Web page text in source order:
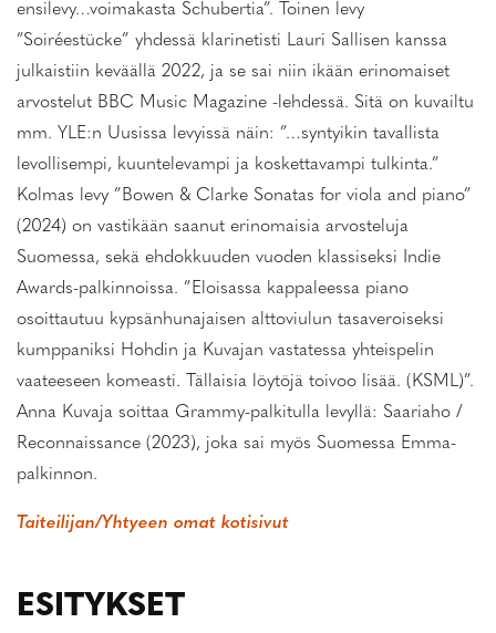
ensilevy…voimakasta Schubertia”. Toinen levy
”Soiréestücke” yhdessä klarinetisti Lauri Sallisen kanssa
julkaistiin keväällä 2022, ja se sai niin ikään erinomaiset
arvostelut BBC Music Magazine -lehdessä. Sitä on kuvailtu
mm. YLE:n Uusissa levyissä näin: ”…syntyikin tavallista
levollisempi, kuuntelevampi ja koskettavampi tulkinta.”
Kolmas levy ”Bowen & Clarke Sonatas for viola and piano”
(2024) on vastikään saanut erinomaisia arvosteluja
Suomessa, sekä ehdokkuuden vuoden klassiseksi Indie
Awards-palkinnoissa. ”Eloisassa kappaleessa piano
osoittautuu kypsänhunajaisen alttoviulun tasaveroiseksi
kumppaniksi Hohdin ja Kuvajan vastatessa yhteispelin
vaateeseen komeasti. Tällaisia löytöjä toivoo lisää. (KSML)”.
Anna Kuvaja soittaa Grammy-palkitulla levyllä: Saariaho /
Reconnaissance (2023), joka sai myös Suomessa Emma-
palkinnon.
Taiteilijan/Yhtyeen omat kotisivut
ESITYKSET